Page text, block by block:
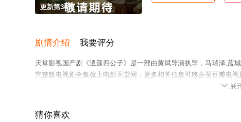
更新第38集
剧情介绍 我要评分
天堂影视国产剧《逍遥四公子》是一部由黄斌导演执导，马瑞泽,蓝
完整版电视剧全集就上电影天堂网，更多相关信息可移步至豆瓣电视
 展
猜你喜欢